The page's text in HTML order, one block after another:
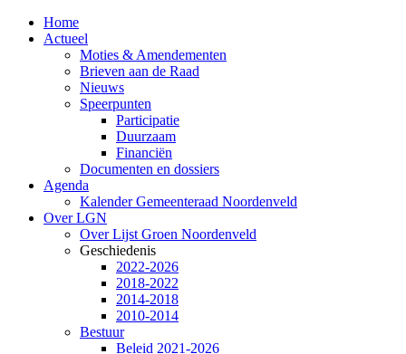
Home
Actueel
Moties & Amendementen
Brieven aan de Raad
Nieuws
Speerpunten
Participatie
Duurzaam
Financiën
Documenten en dossiers
Agenda
Kalender Gemeenteraad Noordenveld
Over LGN
Over Lijst Groen Noordenveld
Geschiedenis
2022-2026
2018-2022
2014-2018
2010-2014
Bestuur
Beleid 2021-2026